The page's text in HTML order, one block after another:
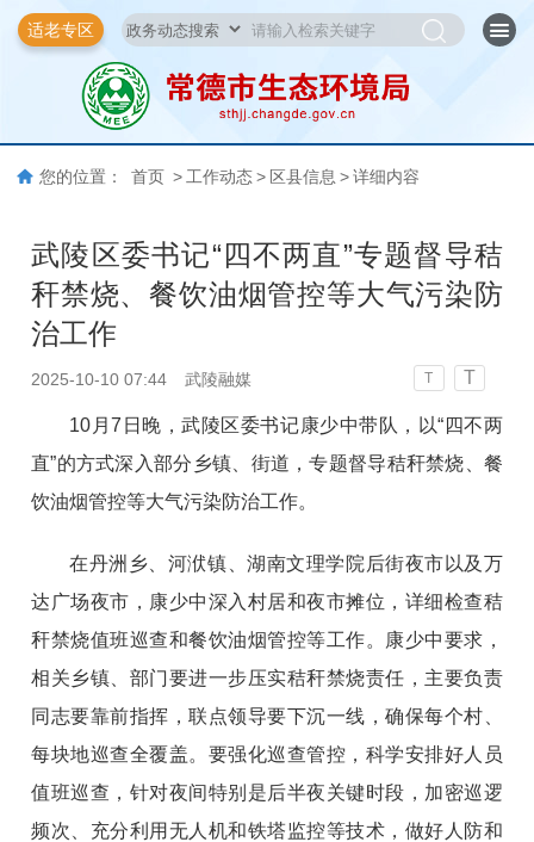
适老专区
您的位置： 首页 > 工作动态 > 区县信息 > 详细内容
武陵区委书记“四不两直”专题督导秸
秆禁烧、餐饮油烟管控等大气污染防
治工作
2025-10-10 07:44 武陵融媒 T T
10月7日晚，武陵区委书记康少中带队，以“四不两
直”的方式深入部分乡镇、街道，专题督导秸秆禁烧、餐
饮油烟管控等大气污染防治工作。
在丹洲乡、河洑镇、湖南文理学院后街夜市以及万
达广场夜市，康少中深入村居和夜市摊位，详细检查秸
秆禁烧值班巡查和餐饮油烟管控等工作。康少中要求，
相关乡镇、部门要进一步压实秸秆禁烧责任，主要负责
同志要靠前指挥，联点领导要下沉一线，确保每个村、
每块地巡查全覆盖。要强化巡查管控，科学安排好人员
值班巡查，针对夜间特别是后半夜关键时段，加密巡逻
频次、充分利用无人机和铁塔监控等技术，做好人防和